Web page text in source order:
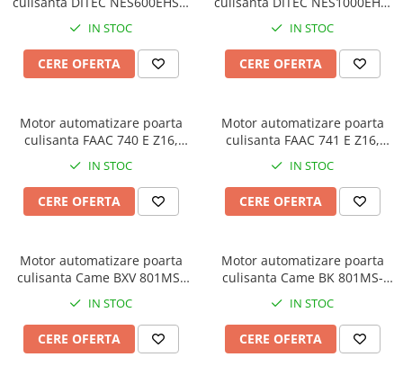
Accesorii Feronerie Culisante
Kit-uri Feronerie Autoportante
Kit-uri Feronerie Telescopice
Bariere Auto / Sisteme Parcare
Bariere Automate
Terminale Parcare
Accesorii Bariere Auto
Bolarzi antiterorism
Motoare Usi Garaj
Kit-uri Usi Garaj
Accesorii
600Kg, 24Vdc
IN STOC
CERE OFERTA
IN STOC
CERE OFERTA
​​​​​​​Motor automatizare poarta
culisanta FAAC 740 E Z16,
IN STOC
CERE OFERTA
Motor automatizare poarta
culisanta FAAC 741 E Z16,
IN STOC
CERE OFERTA
Motor automatizare poarta
culisanta Came BXV 801MS-
24Vdc
IN STOC
CERE OFERTA
Motor automatizare poarta
culisanta Came BK 801MS-
230Vac
IN STOC
CERE OFERTA